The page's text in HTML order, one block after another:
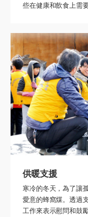
些在健康和飲食上需
供暖支援
寒冷的冬天，為了讓
愛意的蜂窩煤。透過
工作來表示慰問和鼓勵